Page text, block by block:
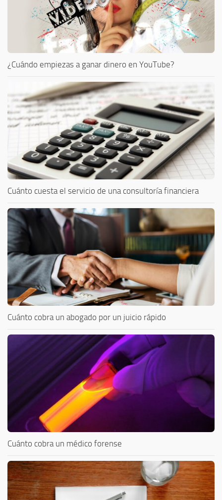
¿Cuándo empiezas a ganar dinero en YouTube?
Cuánto cuesta el servicio de una consultoría financiera
Cuánto cobra un abogado por un juicio rápido
Cuánto cobra un médico forense